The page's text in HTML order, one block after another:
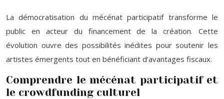
La démocratisation du mécénat participatif transforme le
public en acteur du financement de la création. Cette
évolution ouvre des possibilités inédites pour soutenir les
artistes émergents tout en bénéficiant d’avantages fiscaux.
Comprendre le mécénat participatif et
le crowdfunding culturel